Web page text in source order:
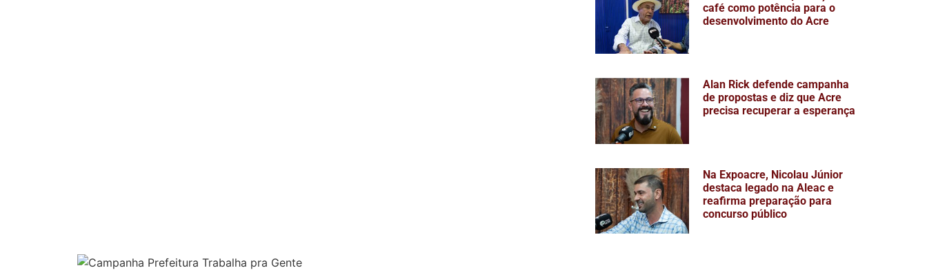
café como potência para o
desenvolvimento do Acre
Alan Rick defende campanha
de propostas e diz que Acre
precisa recuperar a esperança
Na Expoacre, Nicolau Júnior
destaca legado na Aleac e
reafirma preparação para
concurso público